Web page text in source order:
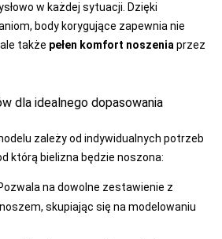
w każdej sytuacji. Dzięki
body korygujące zapewnia nie
także pełen komfort noszenia przez
dla idealnego dopasowania
zależy od indywidualnych potrzeb
którą bielizna będzie noszona:
na dowolne zestawienie z
skupiając się na modelowaniu